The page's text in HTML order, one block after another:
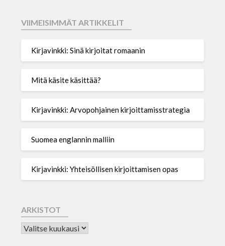
VIIMEISIMMÄT ARTIKKELIT
Kirjavinkki: Sinä kirjoitat romaanin
Mitä käsite käsittää?
Kirjavinkki: Arvopohjainen kirjoittamisstrategia
Suomea englannin malliin
Kirjavinkki: Yhteisöllisen kirjoittamisen opas
ARKISTOT